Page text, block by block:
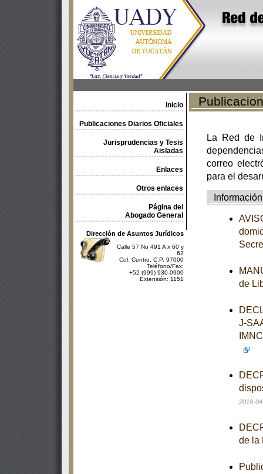
Inicio
Publicaciones Diarios Oficiales
Jurisprudencias y Tesis
Aisladas
Enlaces
Otros enlaces
Página del
Abogado General
Dirección de Asuntos Jurídicos
Calle 57 No 491 A x 60 y
62
Col. Centro, C.P. 97000
Teléfono/Fax:
+52 (999) 930-0900
Extensión: 1151
La Red de
correo
para el
Información
de
J-
2016-
de la